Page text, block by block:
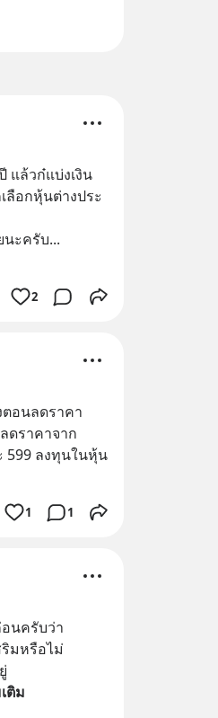
แล้วก๋แบ่งเงิน
อกหุ้นต่างประ
นะครับ
...
2
อนลดราคา
ดราคาจาก
599 ลงทุนในหุ้น
1 1
นครับว่า
มหรือไม่
ติม